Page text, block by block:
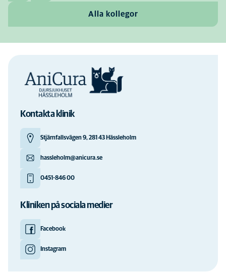
Alla kollegor
Kontakta klinik
Stjärnfallsvägen 9, 281 43 Hässleholm
hassleholm@anicura.se
0451-846 00
Kliniken på sociala medier
Facebook
Instagram